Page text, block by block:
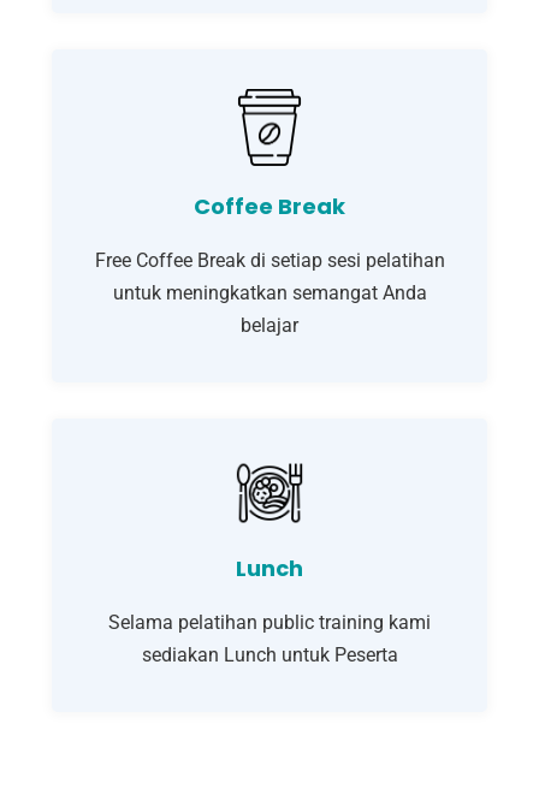
Coffee Break
Free Coffee Break di setiap sesi pelatihan
untuk meningkatkan semangat Anda
belajar
Lunch
Selama pelatihan public training kami
sediakan Lunch untuk Peserta